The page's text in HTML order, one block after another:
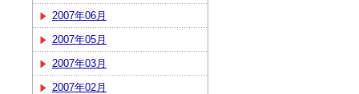
2007年06月
2007年05月
2007年03月
2007年02月